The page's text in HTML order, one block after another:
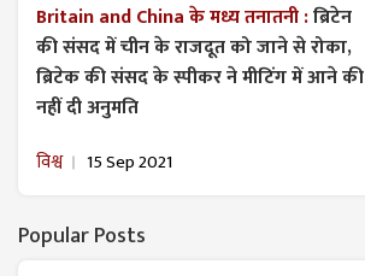
Britain and China के मध्य तनातनी :ब्रिटेन
की संसद में चीन के राजदूत को जाने से रोका,
ब्रिटेक की संसद के स्पीकर ने मीटिंग में आने की
नहीं दी अनुमति
विश्व 15 Sep 2021
Popular Posts